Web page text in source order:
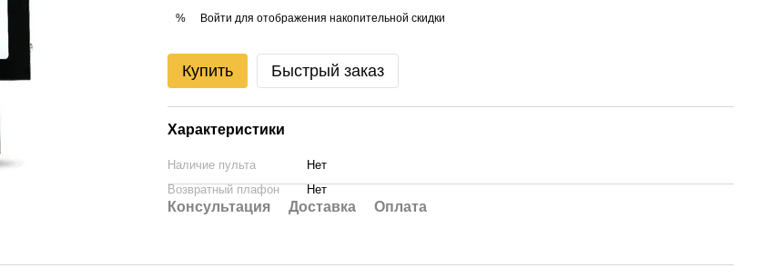
% Войти для отображения накопительной скидки
Купить Быстрый заказ
Характеристики
Наличие пульта
Нет
Возвратный плафон
Нет
Консультация Доставка Оплата